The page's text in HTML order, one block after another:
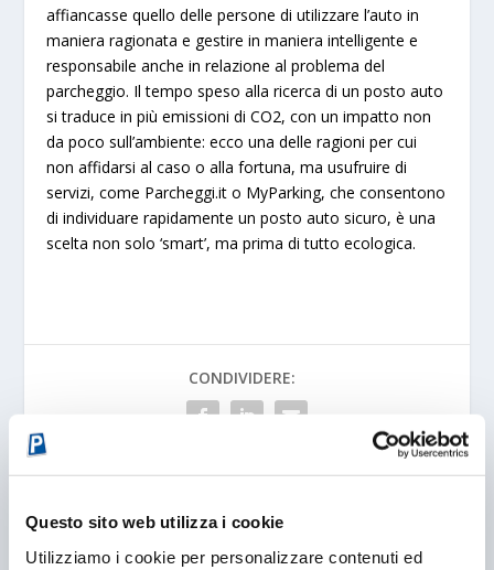
Questo sito web utilizza i cookie
Utilizziamo i cookie per personalizzare contenuti ed
affiancassequello delle persone di utilizzare l’auto in
maniera ragionata e gestire in maniera intelligente e
responsabile anche in relazione al problema del
parcheggio. Il tempo speso alla ricerca di un posto auto
si traduce inpiù emissioni di CO2, con unimpatto non
da poco sull’ambiente: ecco una delle ragioni per cui
non affidarsi al caso o alla fortuna, ma usufruire di
servizi, come Parcheggi.it o MyParking, che consentono
di individuare rapidamente un posto auto sicuro, è una
scelta non solo ‘smart’, ma prima di tutto ecologica.
CONDIVIDERE:
VALUTARE: